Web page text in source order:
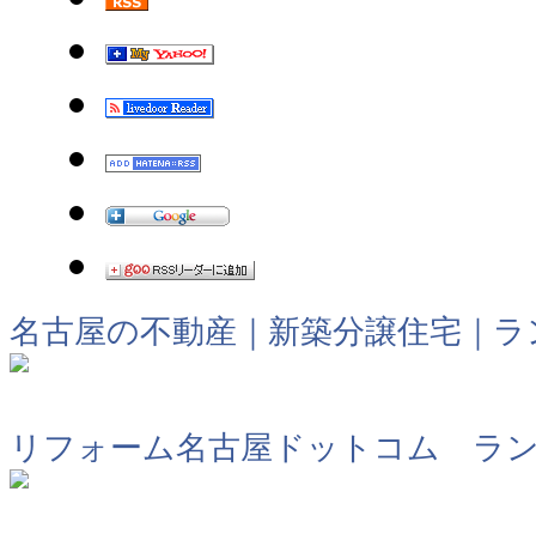
名古屋の不動産｜新築分譲住宅｜
リフォーム名古屋ドットコム ラ